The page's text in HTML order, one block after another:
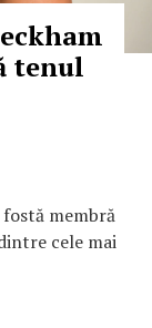
tenul
membră
cele mai